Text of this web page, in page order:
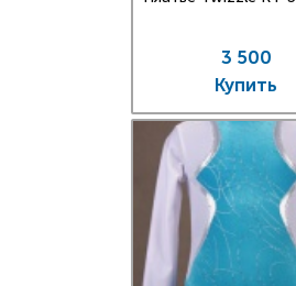
3 500
Купить